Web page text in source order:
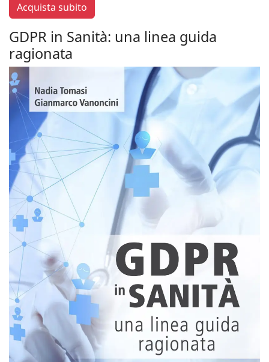
Acquista subito
GDPR in Sanità: una linea guida
ragionata